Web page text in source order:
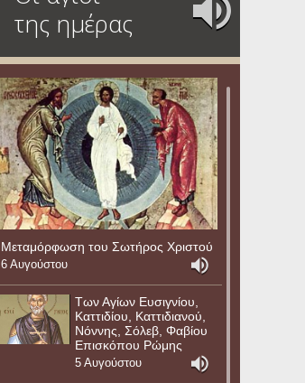
της ημέρας
Μεταμόρφωση του Σωτήρος Χριστού
6 Αυγούστου
Των Αγίων Ευσιγνίου,
Καττιδίου, Καττιδιανού,
Νόννης, Σόλεβ, Φαβίου
Επισκόπου Ρώμης
5 Αυγούστου